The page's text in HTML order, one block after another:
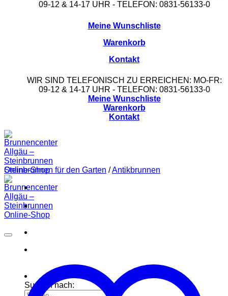
09-12 & 14-17 UHR - TELEFON: 0831-56133-0
Meine Wunschliste
Warenkorb
Kontakt
WIR SIND TELEFONISCH ZU ERREICHEN: MO-FR:
09-12 & 14-17 UHR - TELEFON: 0831-56133-0
Meine Wunschliste
Warenkorb
Kontakt
Suchen nach:
Steinbrunnen für den Garten /Antikbrunnen